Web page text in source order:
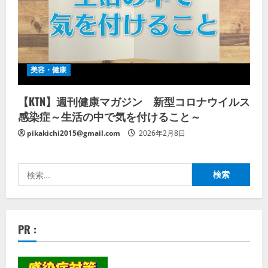
美容・健康
【KTN】週刊健康マガジン 新型コロナウイルス
感染症～生活の中で気を付けること～
pikakichi2015@gmail.com 2026年2月8日
索:
PR :